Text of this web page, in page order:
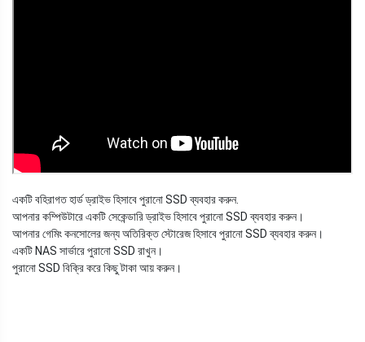
একটি বহিরাগত হার্ড ড্রাইভ হিসাবে পুরানো SSD ব্যবহার করুন.
আপনার কম্পিউটারে একটি সেকেন্ডারি ড্রাইভ হিসাবে পুরানো SSD ব্যবহার করুন।
আপনার গেমিং কনসোলের জন্য অতিরিক্ত স্টোরেজ হিসাবে পুরানো SSD ব্যবহার করুন।
একটি NAS সার্ভারে পুরানো SSD রাখুন।
পুরানো SSD বিক্রি করে কিছু টাকা আয় করুন।